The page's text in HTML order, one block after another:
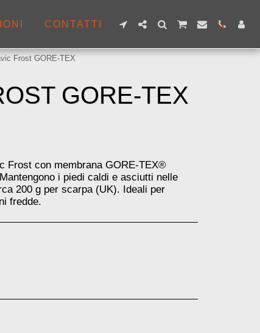
CONTATTI
Frost GORE-TEX
GORE-TEX
Frost con membrana GORE-TEX®
i piedi caldi e asciutti nelle
200 g per scarpa (UK). Ideali per
fredde.